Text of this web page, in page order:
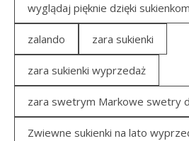
wyglądaj pięknie dzięki
zalando zara sukienki
zara sukienki wyprzedaż
zara swetrym Markowe swetry
Zwiewne sukienki na lato